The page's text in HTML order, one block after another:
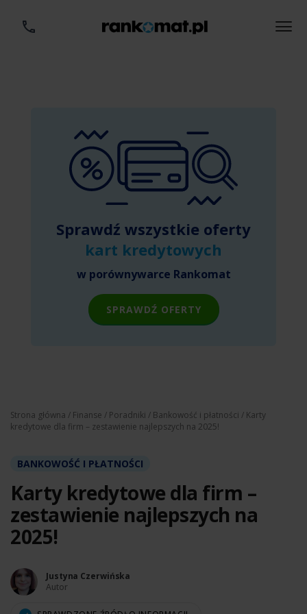
Sprawdź wszystkie oferty
kart kredytowych
w porównywarce Rankomat
SPRAWDŹ OFERTY
Strona główna / Finanse / Poradniki / Bankowość i płatności / Karty
kredytowe dla firm – zestawienie najlepszych na 2025!
BANKOWOŚĆ I PŁATNOŚCI
Karty kredytowe dla firm –
zestawienie najlepszych na
2025!
Justyna Czerwińska
Autor